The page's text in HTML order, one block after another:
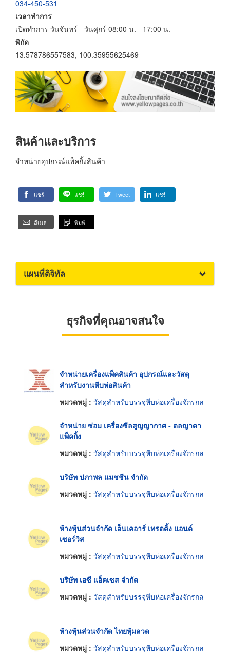
034-450-531
เวลาทำการ
เปิดทำการ วันจันทร์ - วันศุกร์ 08:00 น. - 17:00 น.
พิกัด
13.578786557583, 100.35955625469
สินค้าและบริการ
จำหน่ายอุปกรณ์แพ็คกิ้งสินค้า
แชร์ แชร์ Tweet แชร์
อีเมล พิมพ์
แผนที่ดิจิทัล
ธุรกิจที่คุณอาจสนใจ
จำหน่ายเครื่องแพ็คสินค้า อุปกรณ์และวัสดุ
สำหรับงานหีบห่อสินค้า
หมวดหมู่ : วัสดุสำหรับบรรจุหีบห่อเครื่องจักรกล
จำหน่าย ซ่อม เครื่องซีลสูญญากาศ - ดลญาดา
แพ็คกิ้ง
หมวดหมู่ : วัสดุสำหรับบรรจุหีบห่อเครื่องจักรกล
บริษัท ปภาพล แมชชีน จำกัด
หมวดหมู่ : วัสดุสำหรับบรรจุหีบห่อเครื่องจักรกล
ห้างหุ้นส่วนจำกัด เอ็นเคอาร์ เทรดดิ้ง แอนด์
เซอร์วิส
หมวดหมู่ : วัสดุสำหรับบรรจุหีบห่อเครื่องจักรกล
บริษัท เอซี แอ็คเซส จำกัด
หมวดหมู่ : วัสดุสำหรับบรรจุหีบห่อเครื่องจักรกล
ห้างหุ้นส่วนจำกัด ไทยหุ้มลวด
หมวดหมู่ : วัสดุสำหรับบรรจุหีบห่อเครื่องจักรกล